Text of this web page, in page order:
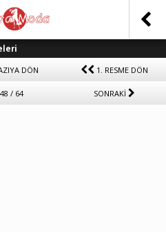
DÖN 1. RESME DÖN
48 / 64 SONRAKİ